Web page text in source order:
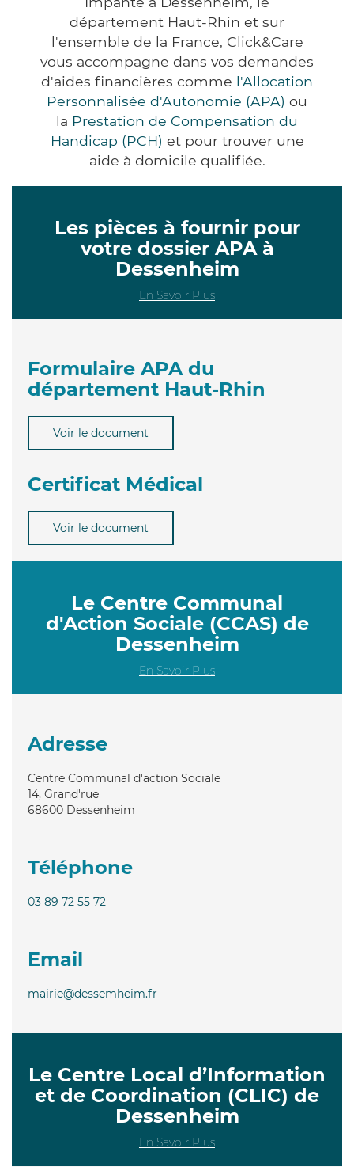
département Haut-Rhin et sur
l'ensemble de la France, Click&Care
vous accompagne dans vos demandes
d'aides financières comme l'Allocation
Personnalisée d'Autonomie (APA) ou
la Prestation de Compensation du
Handicap (PCH) et pour trouver une
aide à domicile qualifiée.
Les pièces à fournir pour
votre dossier APA à
Dessenheim
En Savoir Plus
Formulaire APA du
département Haut-Rhin
Voir le document
Certificat Médical
Voir le document
Le Centre Communal
d'Action Sociale (CCAS) de
Dessenheim
En Savoir Plus
Adresse
Centre Communal d'action Sociale
14, Grand'rue
68600 Dessenheim
Téléphone
03 89 72 55 72
Email
mairie@dessemheim.fr
Le Centre Local d’Information
et de Coordination (CLIC) de
Dessenheim
En Savoir Plus